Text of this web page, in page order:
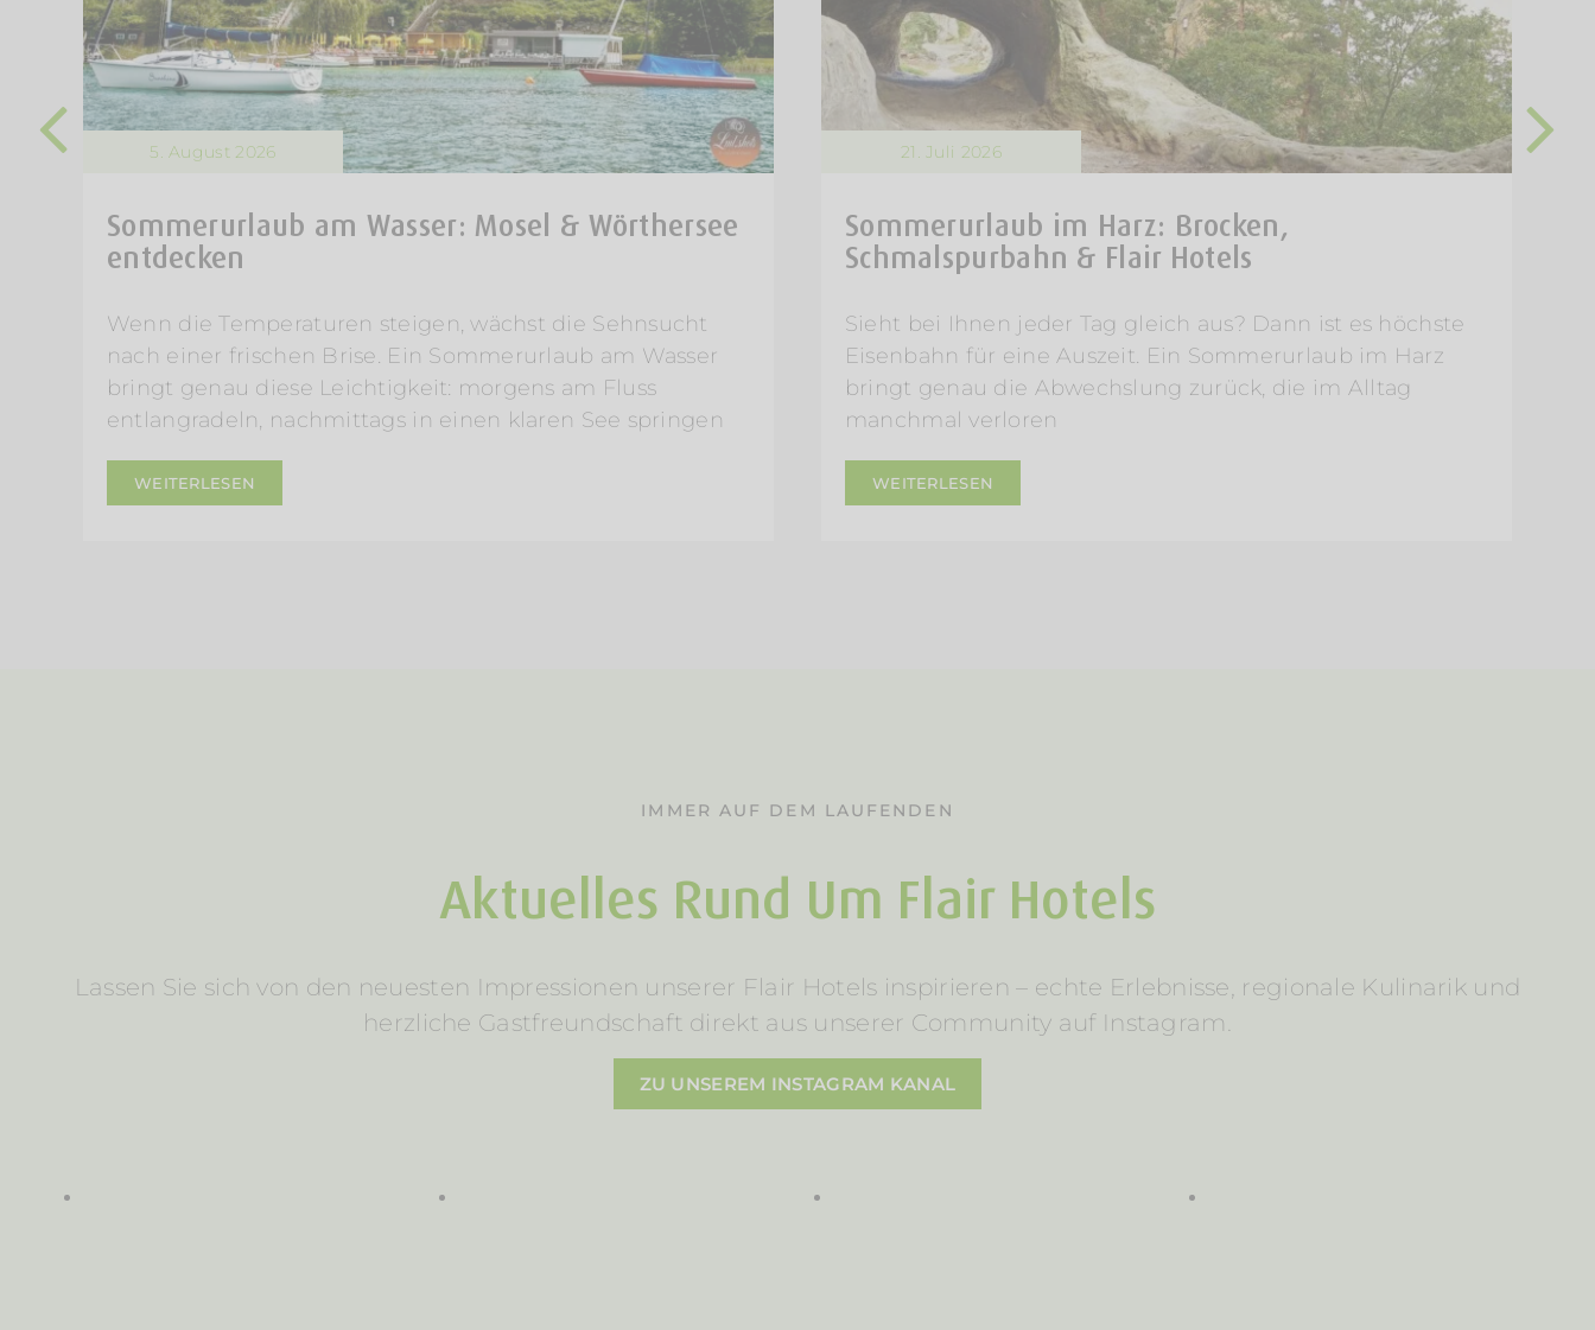
5. August 2026
Sommerurlaub am Wasser: Mosel & Wörthersee
entdecken
Wenn die Temperaturen steigen, wächst die Sehnsucht
nach einer frischen Brise. Ein Sommerurlaub am Wasser
bringt genau diese Leichtigkeit: morgens am Fluss
entlangradeln, nachmittags in einen klaren See springen
WEITERLESEN
21. Juli 2026
Sommerurlaub im Harz: Brocken,
Schmalspurbahn & Flair Hotels
Sieht bei Ihnen jeder Tag gleich aus? Dann ist es höchste
Eisenbahn für eine Auszeit. Ein Sommerurlaub im Harz
bringt genau die Abwechslung zurück, die im Alltag
manchmal verloren
WEITERLESEN
IMMER AUF DEM LAUFENDEN
Aktuelles Rund Um Flair Hotels
Lassen Sie sich von den neuesten Impressionen unserer Flair Hotels inspirieren – echte Erlebnisse, regionale Kulinarik und
herzliche Gastfreundschaft direkt aus unserer Community auf Instagram.
ZU UNSEREM INSTAGRAM KANAL